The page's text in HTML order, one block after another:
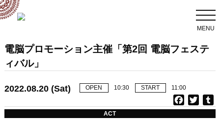
MENU
電脳プロモーション主催「第2回 電脳フェステ
ィバル」
2022.08.20 (Sat) OPEN 10:30 START 11:00
a
w
u
ACT